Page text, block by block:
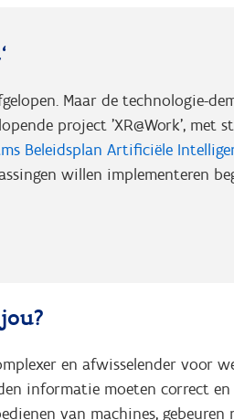
Maar de technologie-
project 'XR@Work', met
Beleidsplan Artificiële
willen implementeren
en afwisselender voor
informatie moeten correct
van machines, gebeuren